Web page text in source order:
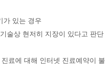
가 있는 경우
술상 현저히 지장이 있다고 판단
료에 대해 인터넷 진료예약이 불